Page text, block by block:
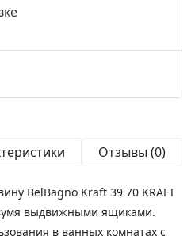
Отзывы (0)
BelBagno Kraft 39 70 KRAFT
выдвижными ящиками.
в ванных комнатах с